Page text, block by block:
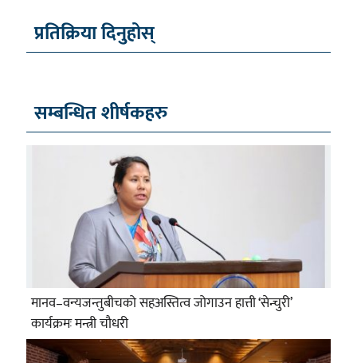
प्रतिक्रिया दिनुहोस्
सम्बन्धित शीर्षकहरु
मानव–वन्यजन्तुबीचको सहअस्तित्व जोगाउन हात्ती ‘सेन्चुरी’
कार्यक्रमः मन्त्री चौधरी